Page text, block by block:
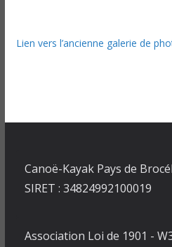
Lien vers l’ancienne galerie de
Canoë-Kayak Pays de
SIRET : 34824992100019
Association Loi de 1901 -